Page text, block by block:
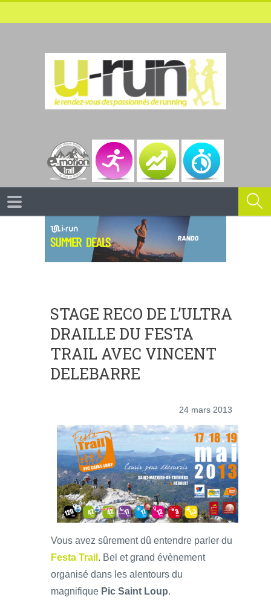
STAGE RECO DE L’ULTRA
DRAILLE DU FESTA
TRAIL AVEC VINCENT
DELEBARRE
24 mars 2013
Vous avez sûrement dû entendre parler du
Festa Trail . Bel et grand évènement
organisé dans les alentours du
magnifique Pic Saint Loup.